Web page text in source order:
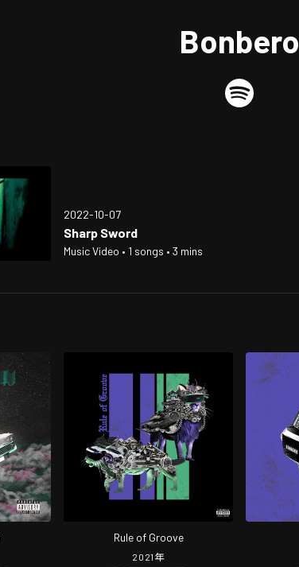
Bonbero
2022-10-07
Sharp Sword
Music Video • 1 songs • 3 mins
Rule of Groove
2021 年